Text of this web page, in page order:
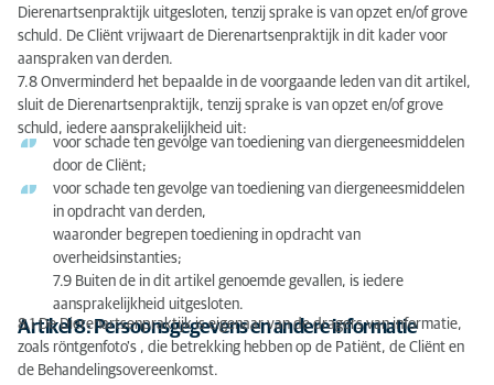
Dierenartsenpraktijk uitgesloten, tenzij sprake is van opzet en/of grove
schuld. De Cliënt vrijwaart de Dierenartsenpraktijk in dit kader voor
aanspraken van derden.
7.8 Onverminderd het bepaalde in de voorgaande leden van dit artikel,
sluit de Dierenartsenpraktijk, tenzij sprake is van opzet en/of grove
schuld, iedere aansprakelijkheid uit:
voor schade ten gevolge van toediening van diergeneesmiddelen
door de Cliënt;
voor schade ten gevolge van toediening van diergeneesmiddelen
in opdracht van derden,
waaronder begrepen toediening in opdracht van
overheidsinstanties;
7.9 Buiten de in dit artikel genoemde gevallen, is iedere
aansprakelijkheid uitgesloten.
Artikel 8: Persoonsgegevens en andere informatie
8.1 De Dierenartsenpraktijk is eigenaar van de dragers van informatie,
zoals röntgenfoto's , die betrekking hebben op de Patiënt, de Cliënt en
de Behandelingsovereenkomst.